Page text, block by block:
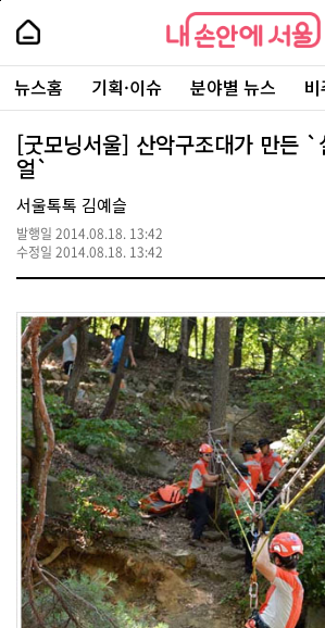
본
로
가
내
손
안
에
서
울
-
서
울
시
대
표
소
통
포
내
손
에
울
주
요
서
뉴스홈 기획·이슈 분야별 뉴스
[굿모닝서울] 산악구조대가 만든 `
얼`
서울톡톡 김예슬
발행일 2014.08.18. 13:42
수정일 2014.08.18. 13:42
페
상
단
로